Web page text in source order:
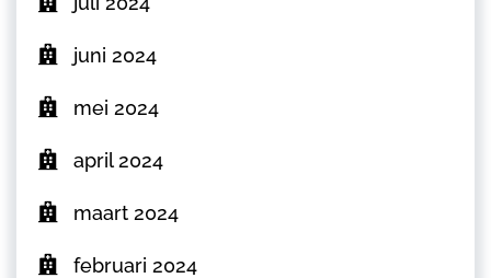
juni 2024
mei 2024
april 2024
maart 2024
februari 2024